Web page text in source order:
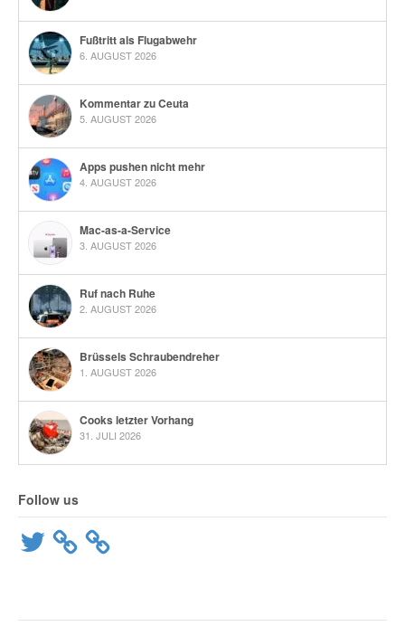
Fußtritt als Flugabwehr
6. AUGUST 2026
Kommentar zu Ceuta
5. AUGUST 2026
Apps pushen nicht mehr
4. AUGUST 2026
Mac-as-a-Service
3. AUGUST 2026
Ruf nach Ruhe
2. AUGUST 2026
Brüssels Schraubendreher
1. AUGUST 2026
Cooks letzter Vorhang
31. JULI 2026
Follow us
Twitter